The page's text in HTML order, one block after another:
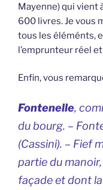
Mayenne) qui vient
600 livres. Je vous
tous les éléménts,
l’emprunteur réel
Enfin, vous
Fontenelle,
du bourg. –
(Cassini). – Fief
partie du
façade et dont